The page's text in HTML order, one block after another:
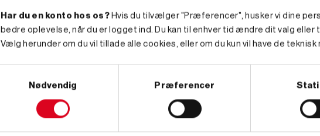
Har du en konto hos os? Hvis du tilvælger "Præferencer", husker vi dine
bedre oplevelse, når du er logget ind. Du kan til enhver tid ændre dit valg
Vælg herunder om du vil tillade alle cookies, eller om du kun vil have de teknisk
Nødvendig Præferencer